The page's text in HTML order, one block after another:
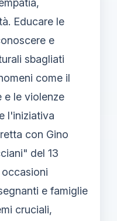
Educare le
e
sbagliati
come il
e le violenze
l'iniziativa
con Gino
del 13
occasioni
e famiglie
cruciali,